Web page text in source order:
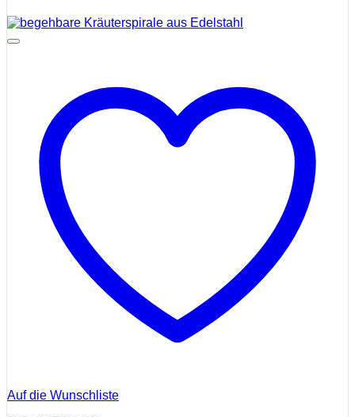
Auf die Wunschliste